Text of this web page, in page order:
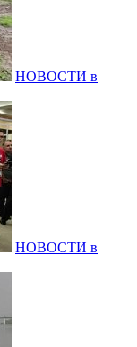
НОВОСТИ в
НОВОСТИ в